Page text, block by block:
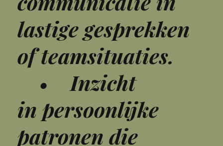
lastige gesprekken
of teamsituaties.
• Inzicht
in persoonlijke
patronen die